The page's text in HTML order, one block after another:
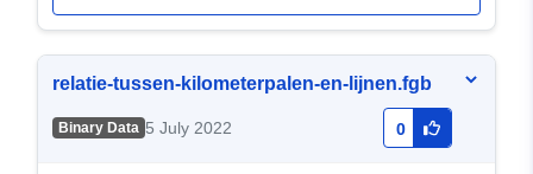
relatie-tussen-kilometerpalen-en-lijnen.fgb
Binary Data 5 July 2022 0